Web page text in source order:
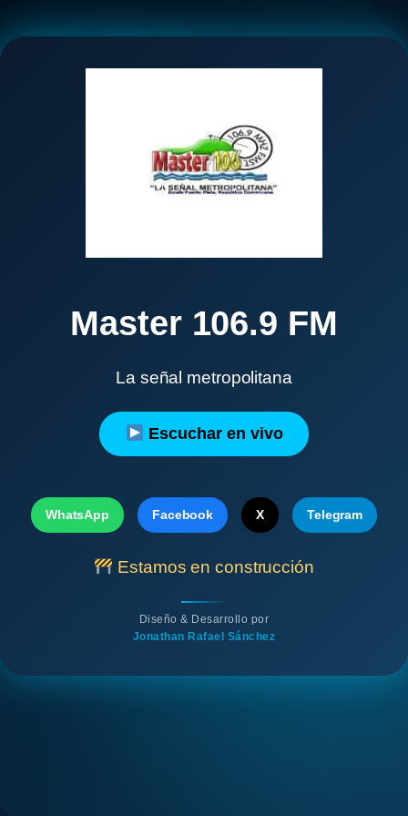
Master 106.9 FM
La señal metropolitana
Escuchar en vivo
WhatsApp Facebook X Telegram
Estamos en construcción
Diseño & Desarrollo por
Jonathan Rafael Sánchez